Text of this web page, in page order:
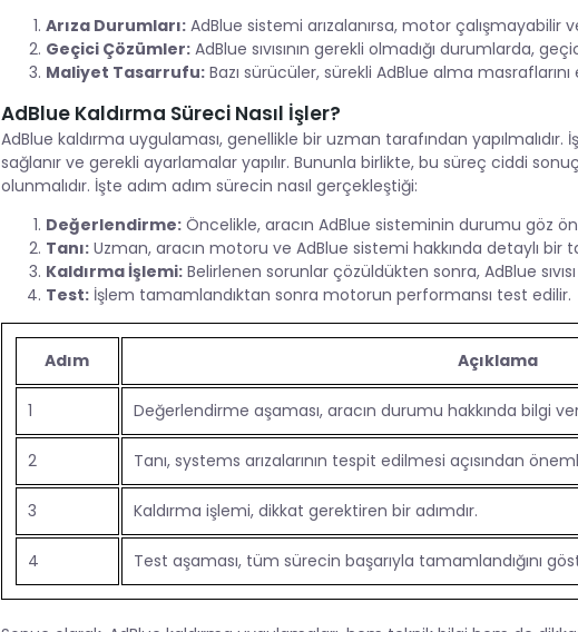
Arıza Durumları:AdBlue sistemi arızalanırsa, motor çalışmayabilir
Geçici Çözümler:AdBlue sıvısının gerekli olmadığı durumlarda,
Maliyet Tasarrufu:Bazı sürücüler, sürekli AdBlue alma
AdBlue Kaldırma Süreci Nasıl İşler?
AdBlue kaldırma uygulaması, genellikle bir uzman tarafından yapılmalıdır.
sağlanır ve gerekli ayarlamalar yapılır. Bununla birlikte, bu süreç ciddi
olunmalıdır. İşte adım adım sürecin nasıl gerçekleştiği:
Değerlendirme:Öncelikle, aracın AdBlue sisteminin durumu göz
Tanı:Uzman, aracın motoru ve AdBlue sistemi hakkında detaylı bir
Kaldırma İşlemi:Belirlenen sorunlar çözüldükten sonra, AdBlue
Test:İşlem tamamlandıktan sonra motorun performansı test edilir.
Adım Açıklama
1 Değerlendirme aşaması, aracın durumu hakkında bilgi
2 Tanı, systems arızalarının tespit edilmesi açısından
3 Kaldırma işlemi, dikkat gerektiren bir adımdır.
4 Test aşaması, tüm sürecin başarıyla tamamlandığını